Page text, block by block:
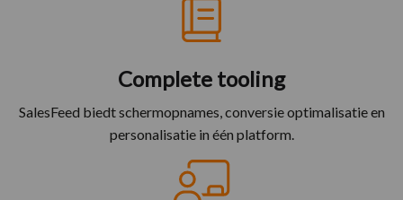
Complete tooling
SalesFeed biedt schermopnames, conversie optimalisatie en
personalisatie in één platform.